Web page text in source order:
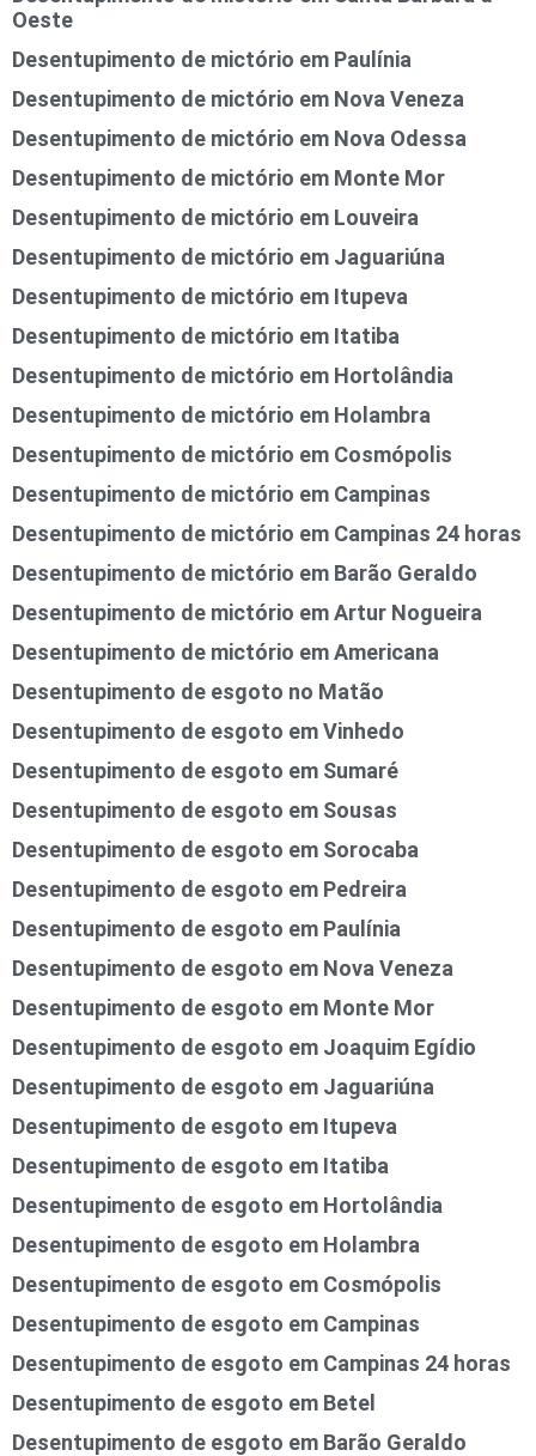
Oeste
Desentupimento de mictório em Paulínia
Desentupimento de mictório em Nova Veneza
Desentupimento de mictório em Nova Odessa
Desentupimento de mictório em Monte Mor
Desentupimento de mictório em Louveira
Desentupimento de mictório em Jaguariúna
Desentupimento de mictório em Itupeva
Desentupimento de mictório em Itatiba
Desentupimento de mictório em Hortolândia
Desentupimento de mictório em Holambra
Desentupimento de mictório em Cosmópolis
Desentupimento de mictório em Campinas
Desentupimento de mictório em Campinas 24 horas
Desentupimento de mictório em Barão Geraldo
Desentupimento de mictório em Artur Nogueira
Desentupimento de mictório em Americana
Desentupimento de esgoto no Matão
Desentupimento de esgoto em Vinhedo
Desentupimento de esgoto em Sumaré
Desentupimento de esgoto em Sousas
Desentupimento de esgoto em Sorocaba
Desentupimento de esgoto em Pedreira
Desentupimento de esgoto em Paulínia
Desentupimento de esgoto em Nova Veneza
Desentupimento de esgoto em Monte Mor
Desentupimento de esgoto em Joaquim Egídio
Desentupimento de esgoto em Jaguariúna
Desentupimento de esgoto em Itupeva
Desentupimento de esgoto em Itatiba
Desentupimento de esgoto em Hortolândia
Desentupimento de esgoto em Holambra
Desentupimento de esgoto em Cosmópolis
Desentupimento de esgoto em Campinas
Desentupimento de esgoto em Campinas 24 horas
Desentupimento de esgoto em Betel
Desentupimento de esgoto em Barão Geraldo